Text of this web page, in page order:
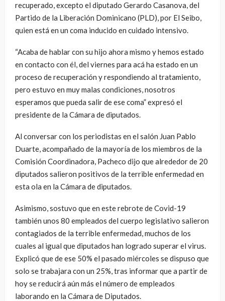
recuperado, excepto el diputado Gerardo Casanova, del
Partido de la Liberación Dominicano (PLD), por El Seibo,
quien está en un coma inducido en cuidado intensivo.
“Acaba de hablar con su hijo ahora mismo y hemos estado
en contacto con él, del viernes para acá ha estado en un
proceso de recuperación y respondiendo al tratamiento,
pero estuvo en muy malas condiciones, nosotros
esperamos que pueda salir de ese coma” expresó el
presidente de la Cámara de diputados.
Al conversar con los periodistas en el salón Juan Pablo
Duarte, acompañado de la mayoría de los miembros de la
Comisión Coordinadora, Pacheco dijo que alrededor de 20
diputados salieron positivos de la terrible enfermedad en
esta ola en la Cámara de diputados.
Asimismo, sostuvo que en este rebrote de Covid-19
también unos 80 empleados del cuerpo legislativo salieron
contagiados de la terrible enfermedad, muchos de los
cuales al igual que diputados han logrado superar el virus.
Explicó que de ese 50% el pasado miércoles se dispuso que
solo se trabajara con un 25%, tras informar que a partir de
hoy se reducirá aún más el número de empleados
laborando en la Cámara de Diputados.